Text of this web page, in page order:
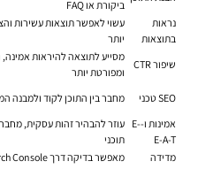
ביקורת או FAQ
נראות
בתוצאות
עשוי לאפשר תוצאות עשירות
יותר
שיפור CTR
מסייע לתוצאה להיראות אמינה,
ומפורטת יותר
SEO טכני
מחבר בין התוכן לקוד ולמבנה
אמינות ו-E-
E-A-T
עוזר להבהיר זהות עסקית,
תוכני
מדידה